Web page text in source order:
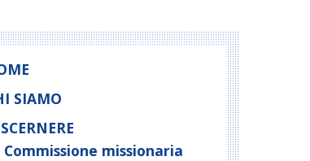
SIAMO
Commissione missionaria